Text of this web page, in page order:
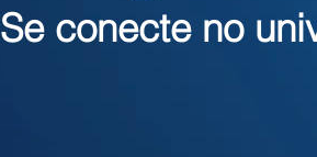
Se conecte no